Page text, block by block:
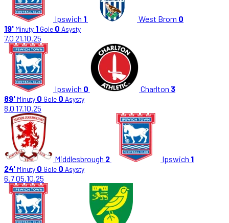
Ipswich 1 West Brom 0
19' Minuty 1 Gole 0 Asysty
7.0 21.10.25
Ipswich 0 Charlton 3
89' Minuty 0 Gole 0 Asysty
8.0 17.10.25
Middlesbrough 2 Ipswich 1
24' Minuty 0 Gole 0 Asysty
6.705.10.25